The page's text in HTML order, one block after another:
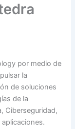
por medio de
la
de soluciones
de la
Ciberseguridad,